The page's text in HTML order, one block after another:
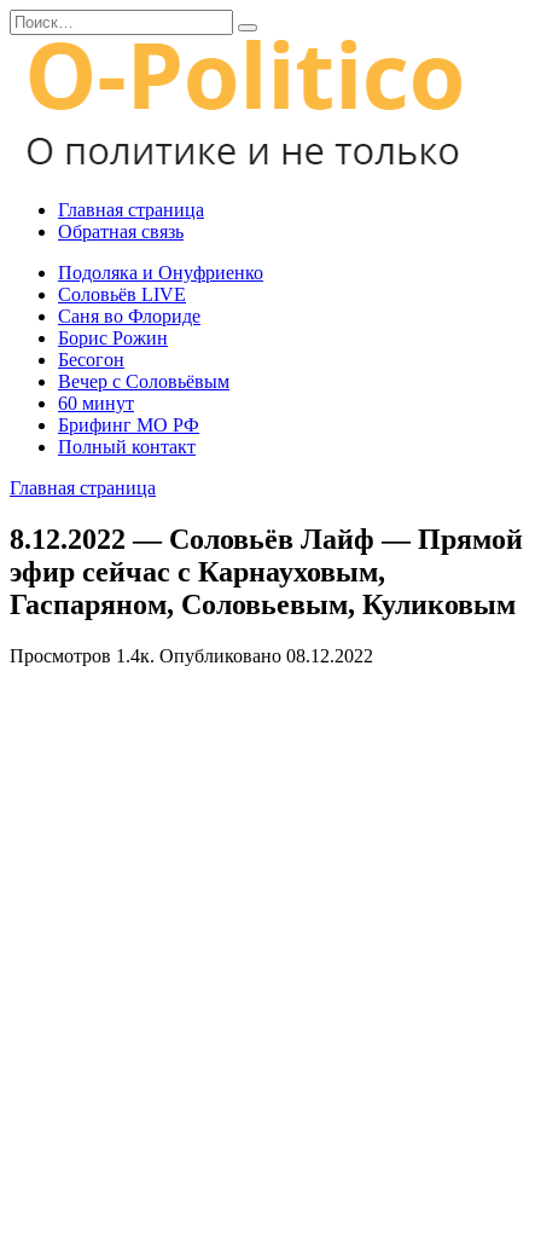
Перейти
к
содержанию
Search
for:
Главная страница
Обратная связь
Подоляка и Онуфриенко
Соловьёв LIVE
Саня во Флориде
Борис Рожин
Бесогон
Вечер с Соловьёвым
60 минут
Брифинг МО РФ
Полный контакт
Главная страница
8.12.2022 — Соловьёв Лайф — Прямой
эфир сейчас с Карнауховым,
Гаспаряном, Соловьевым, Куликовым
Просмотров 1.4к. Опубликовано 08.12.2022